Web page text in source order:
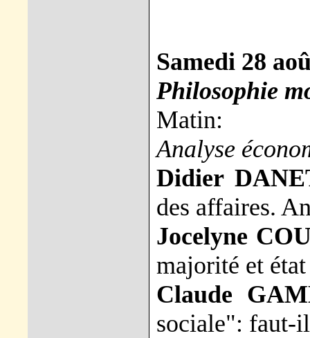
Samedi 28
Philosophie
Matin:
Analyse
Didier
des affaires.
Jocelyne
majorité et
Claude
sociale": faut-